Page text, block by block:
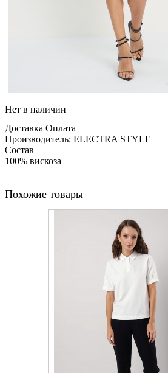
Нет в наличии
Доставка Оплата
Производитель: ELECTRA STYLE
Состав
100% вискоза
Похожие товары